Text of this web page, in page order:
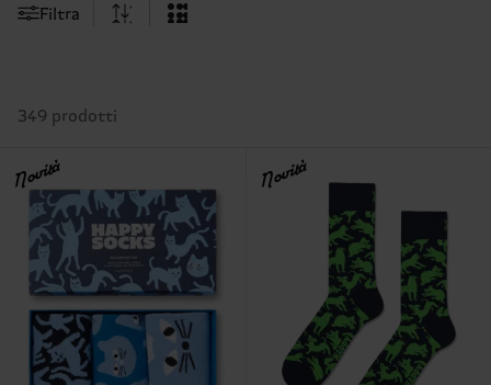
Filtra
349 prodotti
Novità Novità